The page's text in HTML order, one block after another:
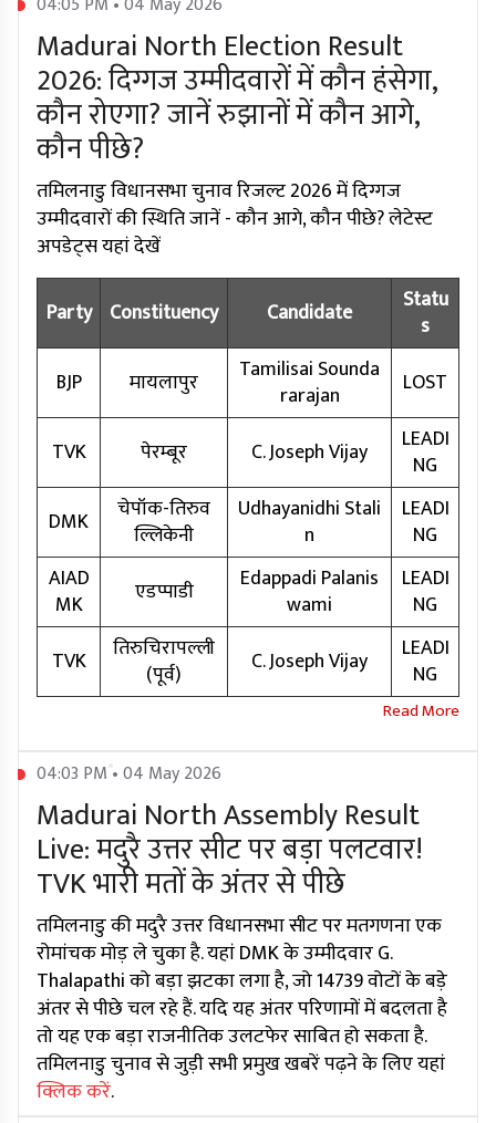
Madurai North Election Result
2026: दिग्गज उम्मीदवारों में कौन हंसेगा,
कौन रोएगा? जानें रुझानों में कौन आगे,
कौन पीछे?
तमिलनाडु विधानसभा चुनाव रिजल्ट 2026 में दिग्गज
उम्मीदवारों की स्थिति जानें - कौन आगे, कौन पीछे? लेटेस्ट
अपडेट्स यहां देखें
Party Constituency Candidate
Statu
s
BJP
मायलापुर
Tamilisai Sounda
rarajan
LOST
TVK पेरम्बूर C. Joseph Vijay
LEADI
NG
DMK
चेपॉक-तिरुव
ल्लिकेनी
Udhayanidhi Stali
n
LEADI
NG
AIAD
MK
एडप्पाडी
Edappadi Palanis
wami
LEADI
NG
TVK
तिरुचिरापल्ली
(पूर्व)
C. Joseph Vijay
LEADI
NG
04:03 PM • 04 May 2026
Madurai North Assembly Result
Live: मदुरै उत्तर सीट पर बड़ा पलटवार!
TVK भारी मतों के अंतर से पीछे
तमिलनाडु की मदुरै उत्तर विधानसभा सीट पर मतगणना एक
रोमांचक मोड़ ले चुका है. यहां DMK के उम्मीदवार G.
Thalapathi को बड़ा झटका लगा है, जो 14739 वोटों के बड़े
अंतर से पीछे चल रहे हैं. यदि यह अंतर परिणामों में बदलता है
तो यह एक बड़ा राजनीतिक उलटफेर साबित हो सकता है.
तमिलनाडु चुनाव से जुड़ी सभी प्रमुख खबरें पढ़ने के लिए यहां
क्लिक करें.